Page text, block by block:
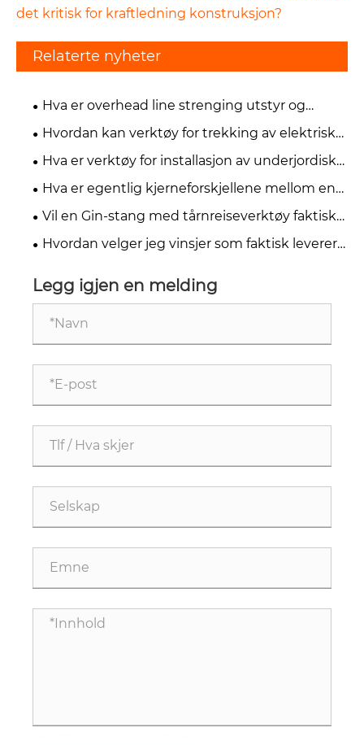
det kritisk for kraftledning konstruksjon?
Relaterte nyheter
Hva er overhead line strenging utstyr og
hvorfor er det kritisk for kraftledning
Hvordan kan verktøy for trekking av elektriske
kabel redusere installasjonstiden uten å skade
Hva er verktøy for installasjon av underjordiske
kabeler og hvordan forbedrer de
prosjekteffektiviteten?
Hva er egentlig kjerneforskjellene mellom en
ginstang og en kran for småcelleutplasseringer
Vil en Gin-stang med tårnreiseverktøy faktisk
spare mannskapet mitt for tid og risiko?
Hvordan velger jeg vinsjer som faktisk leverer
Legg igjen en melding